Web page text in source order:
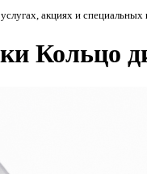
акциях и
Кольцо